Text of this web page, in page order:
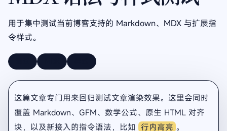
用于集中测试当前博客支持的 Markdown、MDX 与扩展指
令样式。
这篇文章专门用来回归测试文章渲染效果。这里会同时
覆盖 Markdown、GFM、数学公式、原生 HTML 对齐
块，以及新接入的指令语法，比如 行内高亮 。